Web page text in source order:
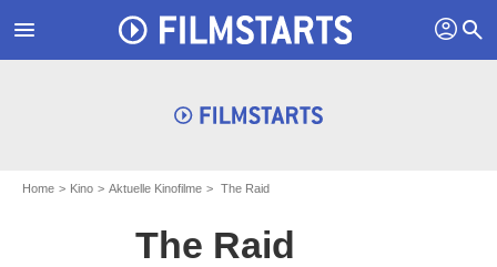
menu profil search
Home Kino Aktuelle Kinofilme The Raid
The Raid